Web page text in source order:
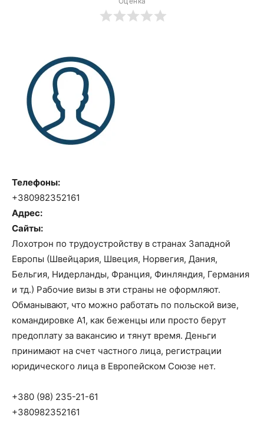
Телефоны:
+380982352161
Адрес:
Сайты:
Лохотрон по трудоустройству в странах Западной
Европы (Швейцария, Швеция, Норвегия, Дания,
Бельгия, Нидерланды, Франция, Финляндия, Германия
и тд.) Рабочие визы в эти страны не оформляют.
Обманывают, что можно работать по польской визе,
командировке А1, как беженцы или просто берут
предоплату за вакансию и тянут время. Деньги
принимают на счет частного лица, регистрации
юридического лица в Европейском Союзе нет.
+380 (98) 235-21-61
+380982352161